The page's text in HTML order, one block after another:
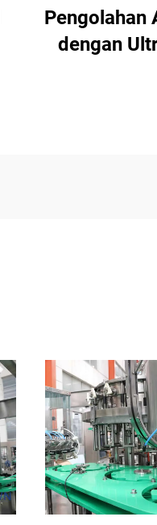
Pengolahan
dengan